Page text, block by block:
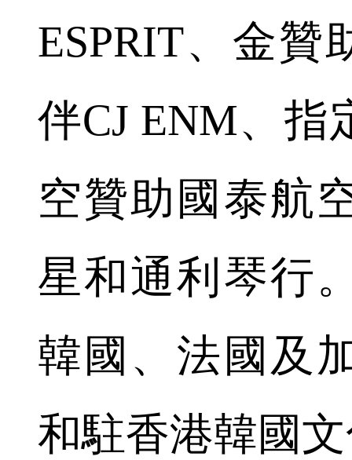
ESPRIT、金贊
伴CJ ENM、指
空贊助國泰航
星和通利琴行
韓國、法國及
和駐香港韓國